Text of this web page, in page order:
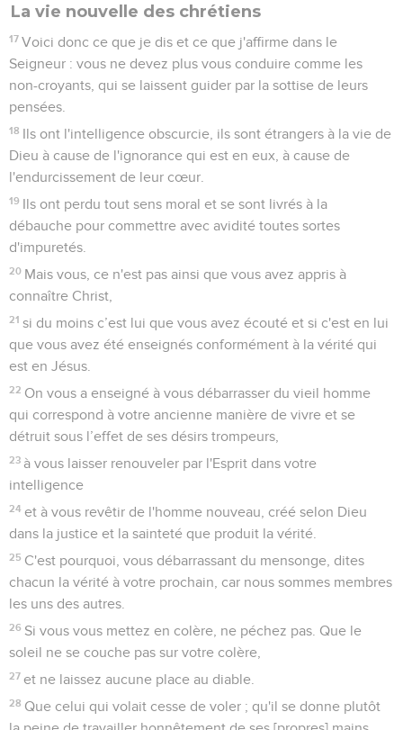
La vie nouvelle des chrétiens
17 Voici donc ce que je dis et ce que j'affirme dans le
Seigneur : vous ne devez plus vous conduire comme les
non-croyants, qui se laissent guider par la sottise de leurs
pensées.
18 Ils ont l'intelligence obscurcie, ils sont étrangers à la vie de
Dieu à cause de l'ignorance qui est en eux, à cause de
l'endurcissement de leur cœur.
19 Ils ont perdu tout sens moral et se sont livrés à la
débauche pour commettre avec avidité toutes sortes
d'impuretés.
20 Mais vous, ce n'est pas ainsi que vous avez appris à
connaître Christ,
21 si du moins c’est lui que vous avez écouté et si c'est en lui
que vous avez été enseignés conformément à la vérité qui
est en Jésus.
22 On vous a enseigné à vous débarrasser du vieil homme
qui correspond à votre ancienne manière de vivre et se
détruit sous l’effet de ses désirs trompeurs,
23 à vous laisser renouveler par l'Esprit dans votre
intelligence
24 et à vous revêtir de l'homme nouveau, créé selon Dieu
dans la justice et la sainteté que produit la vérité.
25 C'est pourquoi, vous débarrassant du mensonge, dites
chacun la vérité à votre prochain, car nous sommes membres
les uns des autres.
26 Si vous vous mettez en colère, ne péchez pas. Que le
soleil ne se couche pas sur votre colère,
27 et ne laissez aucune place au diable.
28 Que celui qui volait cesse de voler ; qu'il se donne plutôt